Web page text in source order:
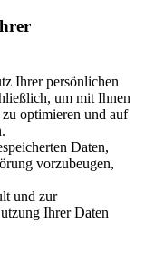
Ihrer persönlichen
um mit Ihnen
optimieren und auf
Daten,
vorzubeugen,
und zur
Ihrer Daten